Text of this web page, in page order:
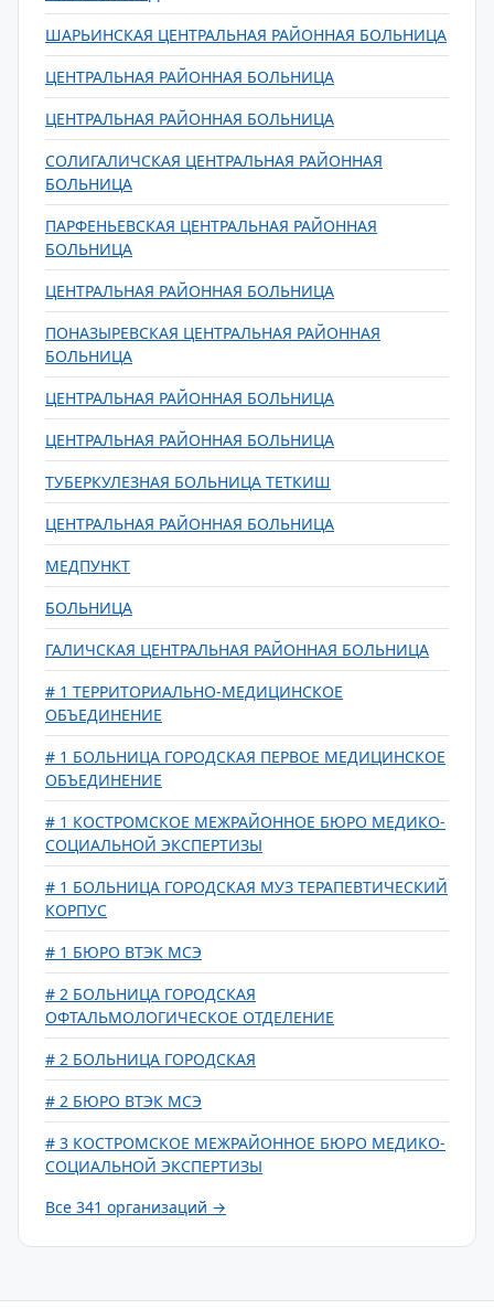
ШАРЬИНСКАЯ ЦЕНТРАЛЬНАЯ РАЙОННАЯ БОЛЬНИЦА
ЦЕНТРАЛЬНАЯ РАЙОННАЯ БОЛЬНИЦА
ЦЕНТРАЛЬНАЯ РАЙОННАЯ БОЛЬНИЦА
СОЛИГАЛИЧСКАЯ ЦЕНТРАЛЬНАЯ РАЙОННАЯ
БОЛЬНИЦА
ПАРФЕНЬЕВСКАЯ ЦЕНТРАЛЬНАЯ РАЙОННАЯ
БОЛЬНИЦА
ЦЕНТРАЛЬНАЯ РАЙОННАЯ БОЛЬНИЦА
ПОНАЗЫРЕВСКАЯ ЦЕНТРАЛЬНАЯ РАЙОННАЯ
БОЛЬНИЦА
ЦЕНТРАЛЬНАЯ РАЙОННАЯ БОЛЬНИЦА
ЦЕНТРАЛЬНАЯ РАЙОННАЯ БОЛЬНИЦА
ТУБЕРКУЛЕЗНАЯ БОЛЬНИЦА ТЕТКИШ
ЦЕНТРАЛЬНАЯ РАЙОННАЯ БОЛЬНИЦА
МЕДПУНКТ
БОЛЬНИЦА
ГАЛИЧСКАЯ ЦЕНТРАЛЬНАЯ РАЙОННАЯ БОЛЬНИЦА
# 1 ТЕРРИТОРИАЛЬНО-МЕДИЦИНСКОЕ
ОБЪЕДИНЕНИЕ
# 1 БОЛЬНИЦА ГОРОДСКАЯ ПЕРВОЕ МЕДИЦИНСКОЕ
ОБЪЕДИНЕНИЕ
# 1 КОСТРОМСКОЕ МЕЖРАЙОННОЕ БЮРО МЕДИКО-
СОЦИАЛЬНОЙ ЭКСПЕРТИЗЫ
# 1 БОЛЬНИЦА ГОРОДСКАЯ МУЗ ТЕРАПЕВТИЧЕСКИЙ
КОРПУС
# 1 БЮРО ВТЭК МСЭ
# 2 БОЛЬНИЦА ГОРОДСКАЯ
ОФТАЛЬМОЛОГИЧЕСКОЕ ОТДЕЛЕНИЕ
# 2 БОЛЬНИЦА ГОРОДСКАЯ
# 2 БЮРО ВТЭК МСЭ
# 3 КОСТРОМСКОЕ МЕЖРАЙОННОЕ БЮРО МЕДИКО-
СОЦИАЛЬНОЙ ЭКСПЕРТИЗЫ
Все 341 организаций →